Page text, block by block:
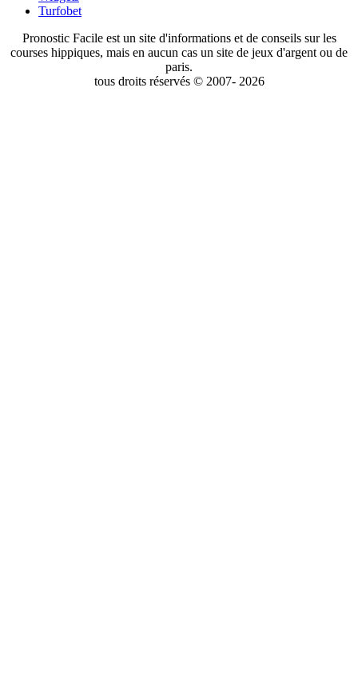
Turfobet
Pronostic Facile est un site d'informations et de conseils sur les
courses hippiques, mais en aucun cas un site de jeux d'argent ou de
paris.
tous droits réservés © 2007- 2026